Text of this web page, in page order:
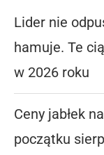
Lider nie
hamuje. Te
w 2026 roku
Ceny jabłek
początku